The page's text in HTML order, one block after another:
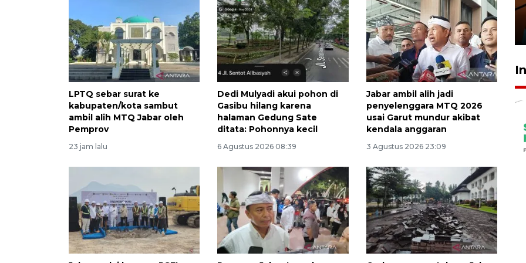
LPTQ sebar surat ke
kabupaten/kota sambut
ambil alih MTQ Jabar oleh
Pemprov
23 jam lalu
Dedi Mulyadi akui pohon di
Gasibu hilang karena
halaman Gedung Sate
ditata: Pohonnya kecil
6 Agustus 2026 08:39
Jabar ambil alih jadi
penyelenggara MTQ 2026
usai Garut mundur akibat
kendala anggaran
3 Agustus 2026 23:09
Presiden
29 Juli 2026 01:36